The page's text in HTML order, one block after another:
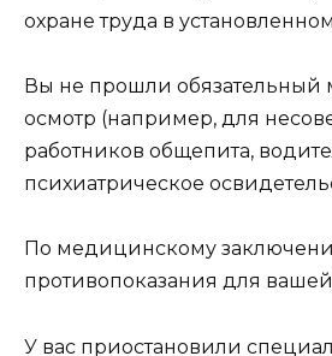
охране труда в
Вы не прошли
осмотр (например, для
работников общепита,
психиатрическое
По медицинскому
противопоказания для
У вас приостановили